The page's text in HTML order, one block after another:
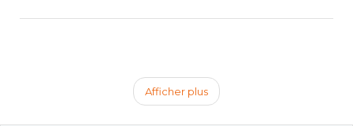
Afficher plus